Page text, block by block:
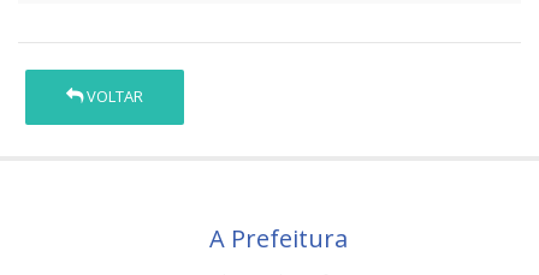
VOLTAR
A Prefeitura